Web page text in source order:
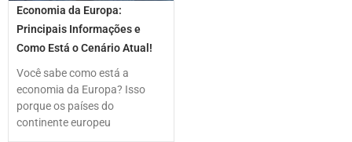
Economia da Europa:
Principais Informações e
Como Está o Cenário Atual!
Você sabe como está a
economia da Europa? Isso
porque os países do
continente europeu